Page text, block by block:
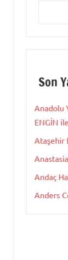
Son
Anadolu
ENGİN
Ataşehir
Andaç
Anders